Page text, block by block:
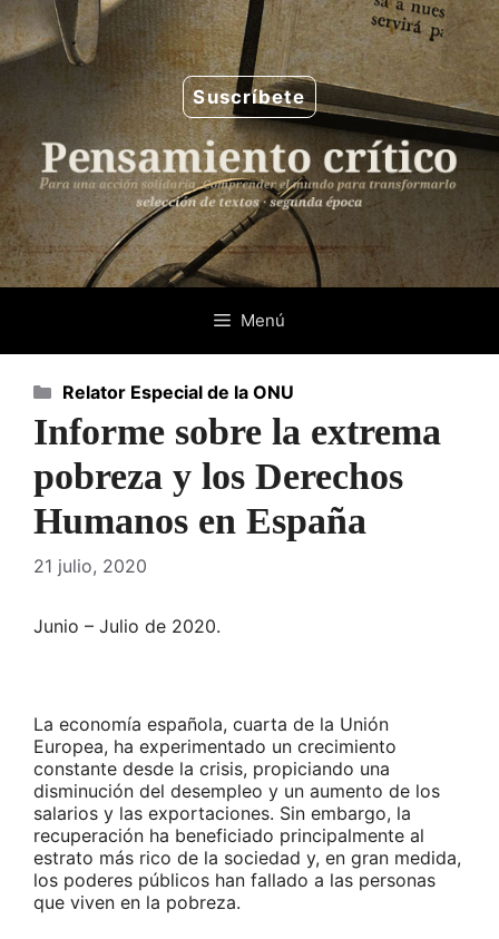
Saltar
al
contenido
Suscríbete
Menú
Informe sobre la extrema
pobreza y los Derechos
Humanos en España
21 julio, 2020
Junio – Julio de 2020.
La economía española, cuarta de la Unión
Europea, ha experimentado un crecimiento
constante desde la crisis, propiciando una
disminución del desempleo y un aumento de los
salarios y las exportaciones. Sin embargo, la
recuperación ha beneficiado principalmente al
estrato más rico de la sociedad y, en gran medida,
los poderes públicos han fallado a las personas
que viven en la pobreza.
Categorías
Relator Especial de la ONU